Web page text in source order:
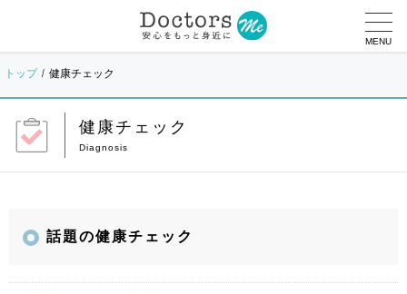
MENU
トップ 健康チェック
健康チェック
話題の健康チェック